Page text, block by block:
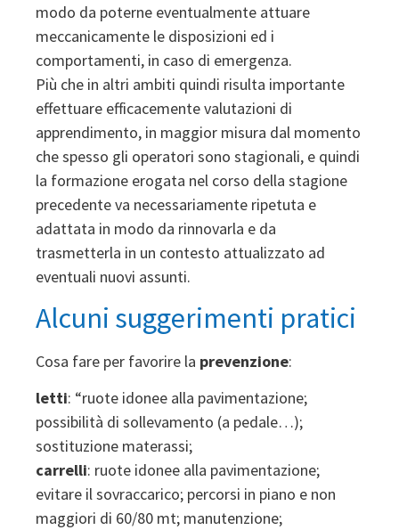
modo da poterne eventualmente attuare
meccanicamente le disposizioni ed i
comportamenti, in caso di emergenza.
Più che in altri ambiti quindi risulta importante
effettuare efficacemente valutazioni di
apprendimento, in maggior misura dal momento
che spesso gli operatori sono stagionali, e quindi
la formazione erogata nel corso della stagione
precedente va necessariamente ripetuta e
adattata in modo da rinnovarla e da
trasmetterla in un contesto attualizzato ad
eventuali nuovi assunti.
Alcuni suggerimenti pratici
Cosa fare per favorire la prevenzione:
letti: “ruote idonee alla pavimentazione;
possibilità di sollevamento (a pedale…);
sostituzione materassi;
carrelli: ruote idonee alla pavimentazione;
evitare il sovraccarico; percorsi in piano e non
maggiori di 60/80 mt; manutenzione;